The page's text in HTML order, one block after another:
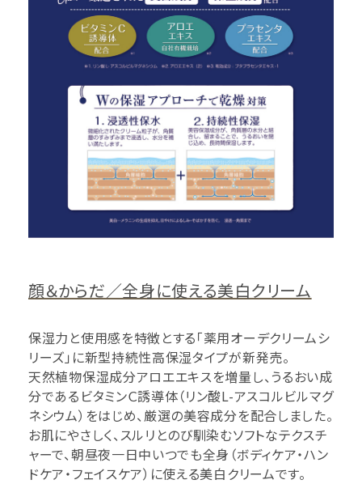
顔＆からだ／全身に使える美白クリーム
保湿力と使用感を特徴とする「薬用オーデクリームシ
リーズ」に新型持続性高保湿タイプが新発売。
天然植物保湿成分アロエエキスを増量し、うるおい成
分であるビタミンＣ誘導体（リン酸L-アスコルビルマグ
ネシウム）をはじめ、厳選の美容成分を配合しました。
お肌にやさしく、スルリとのび馴染むソフトなテクスチ
ャーで、朝昼夜一日中いつでも全身（ボディケア・ハン
ドケア・フェイスケア）に使える美白クリームです。